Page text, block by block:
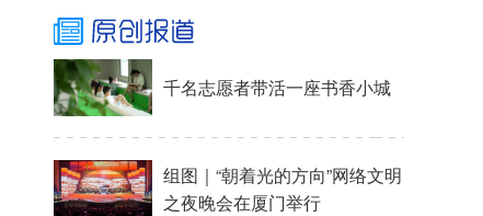
千名志愿者带活一座书香小城
组图｜“朝着光的方向”网络文明
之夜晚会在厦门举行